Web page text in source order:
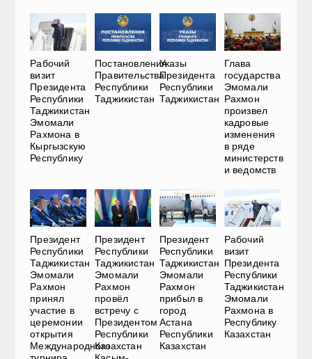
Рабочий
визит
Президента
Республики
Таджикистан
Эмомали
Рахмона в
Кыргызскую
Республику
Постановления
Правительства
Республики
Таджикистан
Указы
Президента
Республики
Таджикистан
Глава
государства
Эмомали
Рахмон
произвел
кадровые
изменения
в ряде
министерств
и ведомств
Президент
Республики
Таджикистан
Эмомали
Рахмон
принял
участие в
церемонии
открытия
Международного
Президент
Республики
Таджикистан
Эмомали
Рахмон
провёл
встречу с
Президентом
Республики
Казахстан
Президент
Республики
Таджикистан
Эмомали
Рахмон
прибыл в
город
Астана
Республики
Казахстан
Рабочий
визит
Президента
Республики
Таджикистан
Эмомали
Рахмона в
Республику
Казахстан